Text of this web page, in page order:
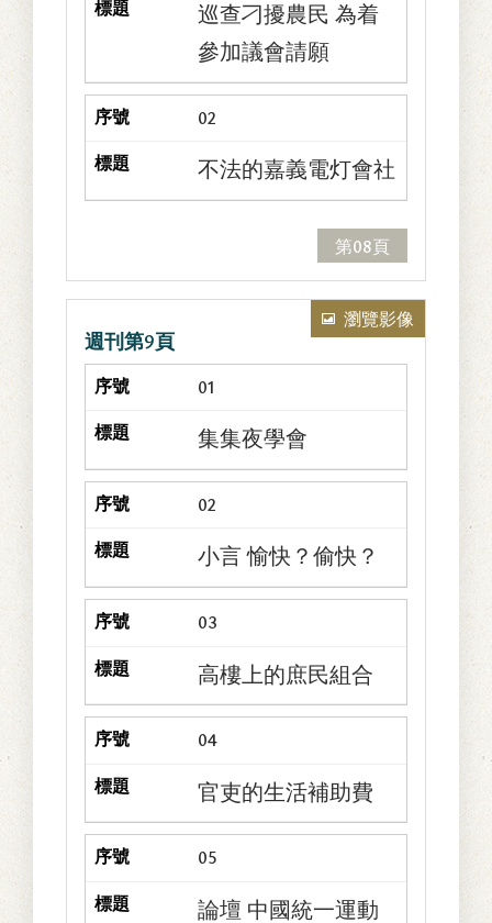
巡查刁擾農民 為着
參加議會請願
02
不法的嘉義電灯會社
第08頁
週刊第9頁
瀏覽影像
01
集集夜學會
02
小言 愉快？偷快？
03
高樓上的庶民組合
04
官吏的生活補助費
05
論壇 中國統一運動